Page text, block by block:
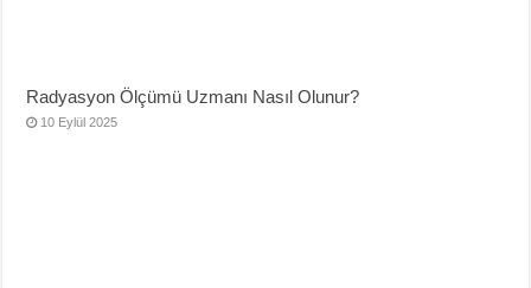
Radyasyon Ölçümü Uzmanı Nasıl Olunur?
10 Eylül 2025